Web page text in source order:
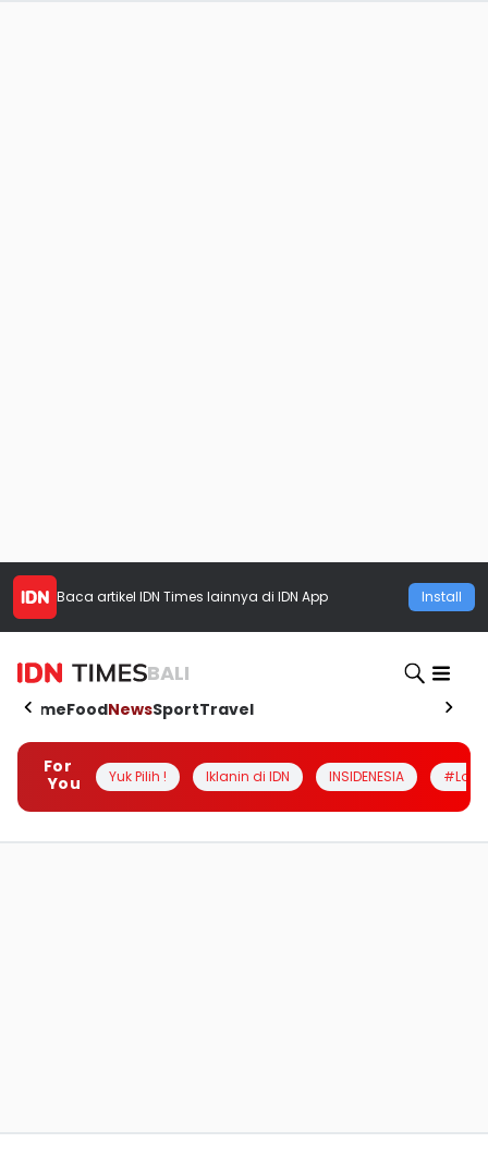
Baca artikel IDN Times lainnya di IDN App Install
BALI
HomeFoodNewsSportTravel
For
You
Yuk Pilih ! Iklanin di IDN INSIDENESIA